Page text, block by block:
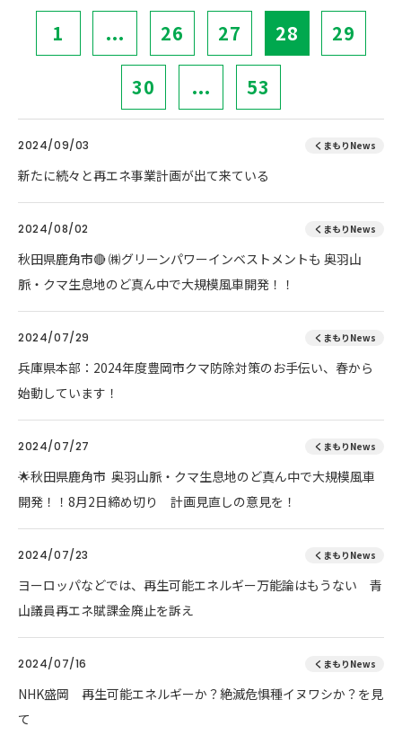
1 ... 26 27 28 29
30 ... 53
2024/09/03 くまもりNews
新たに続々と再エネ事業計画が出て来ている
2024/08/02 くまもりNews
秋田県鹿角市🔴 ㈱グリーンパワーインベストメントも 奥羽山
脈・クマ生息地のど真ん中で大規模風車開発！！
2024/07/29 くまもりNews
兵庫県本部：2024年度豊岡市クマ防除対策のお手伝い、春から
始動しています！
2024/07/27 くまもりNews
🌟秋田県鹿角市 奥羽山脈・クマ生息地のど真ん中で大規模風車
開発！！8月2日締め切り 計画見直しの意見を！
2024/07/23 くまもりNews
ヨーロッパなどでは、再生可能エネルギー万能論はもうない 青
山議員再エネ賦課金廃止を訴え
2024/07/16 くまもりNews
NHK盛岡 再生可能エネルギーか？絶滅危惧種イヌワシか？を見
て